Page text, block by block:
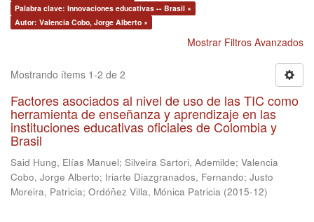
Palabra clave: Innovaciones educativas -- Brasil ×
Autor: Valencia Cobo, Jorge Alberto ×
Mostrar Filtros Avanzados
Mostrando ítems 1-2 de 2
Factores asociados al nivel de uso de las TIC como
herramienta de enseñanza y aprendizaje en las
instituciones educativas oficiales de Colombia y
Brasil
Said Hung, Elías Manuel; Silveira Sartori, Ademilde; Valencia
Cobo, Jorge Alberto; Iriarte Diazgranados, Fernando; Justo
Moreira, Patricia; Ordóñez Villa, Mónica Patricia (2015-12)